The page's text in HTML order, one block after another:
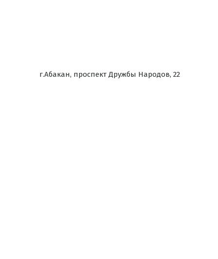
г.Абакан, проспект Дружбы Народов, 22